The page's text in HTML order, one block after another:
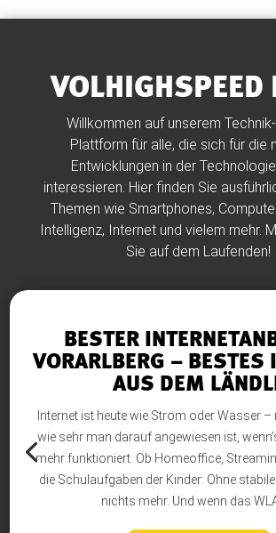
VOLHIGHSPEED
Willkommen auf unserem
Plattform für alle, die sich für die
Entwicklungen in der
interessieren. Hier finden Sie
Themen wie Smartphones,
Intelligenz, Internet und vielem mehr.
Sie auf dem Laufenden!
BESTER
VORARLBERG – BESTES
AUS DEM
Internet ist heute wie Strom oder Wasser
wie sehr man darauf angewiesen ist,
mehr funktioniert. Ob Homeoffice,
die Schulaufgaben der Kinder: Ohne
nichts mehr. Und wenn das